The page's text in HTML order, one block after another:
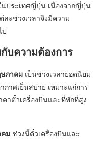
ประเทศญี่ปุ่น เนื่องจากญี่ปุ่น
ละช่วงเวลาจึงมีความ
ป
บความต้องการ
ภาคม เป็นช่วงเวลายอดนิยม
าศเย็นสบาย เหมาะแก่การ
คาตั๋วเครื่องบินและที่พักที่สูง
ม ช่วงนี้ตั๋วเครื่องบินและ